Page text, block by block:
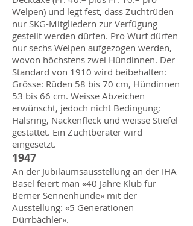
Welpen) und legt fest, dass Zuchtrüden
nur SKG-Mitgliedern zur Verfügung
gestellt werden dürfen. Pro Wurf dürfen
nur sechs Welpen aufgezogen werden,
wovon höchstens zwei Hündinnen. Der
Standard von 1910 wird beibehalten:
Grösse: Rüden 58 bis 70 cm, Hündinnen
53 bis 66 cm. Weisse Abzeichen
erwünscht, jedoch nicht Bedingung;
Halsring, Nackenfleck und weisse Stiefel
gestattet. Ein Zuchtberater wird
eingesetzt.
1947
An der Jubiläumsausstellung an der IHA
Basel feiert man «40 Jahre Klub für
Berner Sennenhunde» mit der
Ausstellung: «5 Generationen
Dürrbächler».